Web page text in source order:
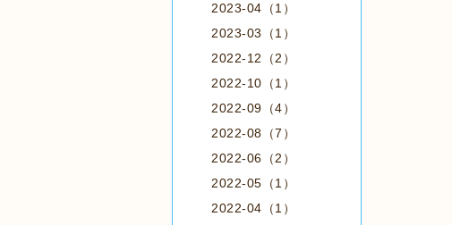
2023-04（1）
2023-03（1）
2022-12（2）
2022-10（1）
2022-09（4）
2022-08（7）
2022-06（2）
2022-05（1）
2022-04（1）